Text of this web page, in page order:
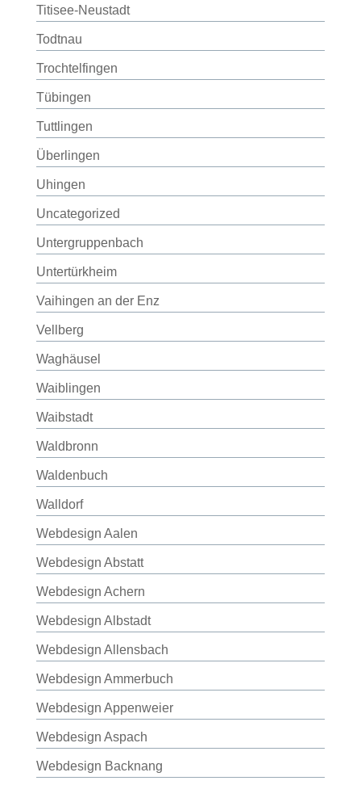
Titisee-Neustadt
Todtnau
Trochtelfingen
Tübingen
Tuttlingen
Überlingen
Uhingen
Uncategorized
Untergruppenbach
Untertürkheim
Vaihingen an der Enz
Vellberg
Waghäusel
Waiblingen
Waibstadt
Waldbronn
Waldenbuch
Walldorf
Webdesign Aalen
Webdesign Abstatt
Webdesign Achern
Webdesign Albstadt
Webdesign Allensbach
Webdesign Ammerbuch
Webdesign Appenweier
Webdesign Aspach
Webdesign Backnang